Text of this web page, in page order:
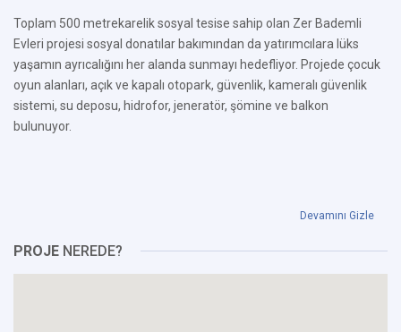
Toplam 500 metrekarelik sosyal tesise sahip olan Zer Bademli
Evleri projesi sosyal donatılar bakımından da yatırımcılara lüks
yaşamın ayrıcalığını her alanda sunmayı hedefliyor. Projede çocuk
oyun alanları, açık ve kapalı otopark, güvenlik, kameralı güvenlik
sistemi, su deposu, hidrofor, jeneratör, şömine ve balkon
bulunuyor.
Devamını Gizle
PROJE NEREDE?